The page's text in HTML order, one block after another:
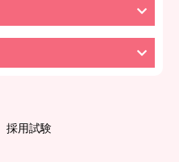
採用試験